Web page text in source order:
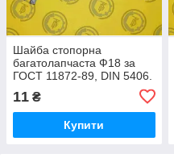
Шайба стопорна
багатолапчаста Ф18 за
ГОСТ 11872-89, DIN 5406.
11 ₴
Купити